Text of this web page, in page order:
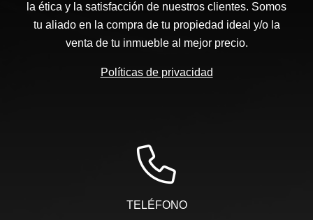
la ética y la satisfacción de nuestros clientes. Somos
tu aliado en la compra de tu propiedad ideal y/o la
venta de tu inmueble al mejor precio.
Políticas de privacidad
TELÉFONO